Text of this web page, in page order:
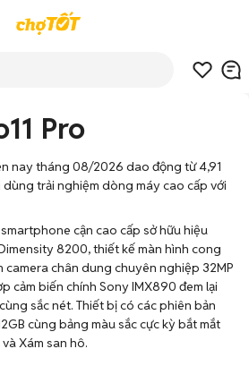
Pro
nay tháng 08/2026 dao động từ 4,91
trải nghiệm dòng máy cao cấp với
cận cao cấp sở hữu hiệu
8200, thiết kế màn hình cong
camera chân dung chuyên nghiệp 32MP
cảm biến chính Sony IMX890 đem lại
sắc nét. Thiết bị có các phiên bản
cùng bảng màu sắc cực kỳ bắt mắt
Xám san hô.